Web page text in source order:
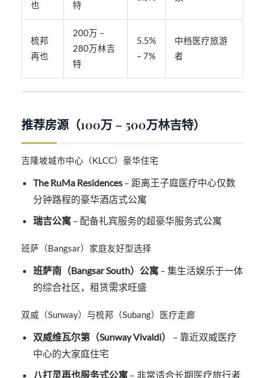
也 特
梳邦
再也
200万 –
280万林吉
特
5.5%
– 7%
中档医疗旅游
者
推荐房源（100万 – 500万林吉特）
吉隆坡城市中心（KLCC）豪华住宅
The RuMa Residences – 距离王子庭医疗中心仅数
分钟路程的豪华酒店式公寓
瑞吉公寓 – 配备礼宾服务的超豪华服务式公寓
班萨（Bangsar）家庭友好型选择
班萨南（Bangsar South）公寓 – 集生活娱乐于一体
的综合社区，租赁需求旺盛
双威（Sunway）与梳邦（Subang）医疗走廊
双威维瓦尔第（Sunway Vivaldi）
– 靠近双威医疗
中心的大家庭住宅
八打灵再也服务式公寓 – 非常适合长期医疗旅行者